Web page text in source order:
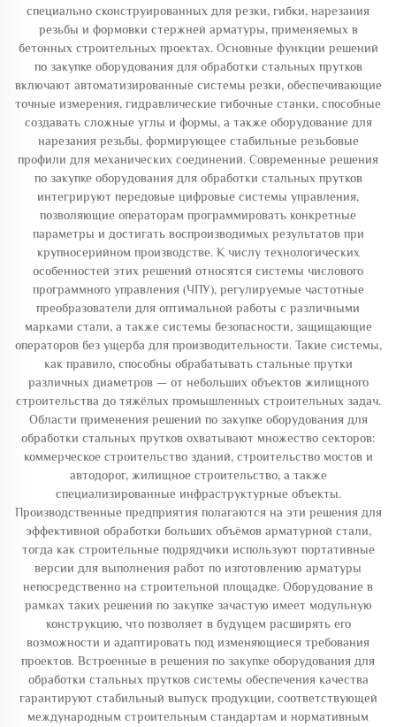
специально сконструированных для резки, гибки, нарезания
резьбы и формовки стержней арматуры, применяемых в
бетонных строительных проектах. Основные функции решений
по закупке оборудования для обработки стальных прутков
включают автоматизированные системы резки, обеспечивающие
точные измерения, гидравлические гибочные станки, способные
создавать сложные углы и формы, а также оборудование для
нарезания резьбы, формирующее стабильные резьбовые
профили для механических соединений. Современные решения
по закупке оборудования для обработки стальных прутков
интегрируют передовые цифровые системы управления,
позволяющие операторам программировать конкретные
параметры и достигать воспроизводимых результатов при
крупносерийном производстве. К числу технологических
особенностей этих решений относятся системы числового
программного управления (ЧПУ), регулируемые частотные
преобразователи для оптимальной работы с различными
марками стали, а также системы безопасности, защищающие
операторов без ущерба для производительности. Такие системы,
как правило, способны обрабатывать стальные прутки
различных диаметров — от небольших объектов жилищного
строительства до тяжёлых промышленных строительных задач.
Области применения решений по закупке оборудования для
обработки стальных прутков охватывают множество секторов:
коммерческое строительство зданий, строительство мостов и
автодорог, жилищное строительство, а также
специализированные инфраструктурные объекты.
Производственные предприятия полагаются на эти решения для
эффективной обработки больших объёмов арматурной стали,
тогда как строительные подрядчики используют портативные
версии для выполнения работ по изготовлению арматуры
непосредственно на строительной площадке. Оборудование в
рамках таких решений по закупке зачастую имеет модульную
конструкцию, что позволяет в будущем расширять его
возможности и адаптировать под изменяющиеся требования
проектов. Встроенные в решения по закупке оборудования для
обработки стальных прутков системы обеспечения качества
гарантируют стабильный выпуск продукции, соответствующей
международным строительным стандартам и нормативным